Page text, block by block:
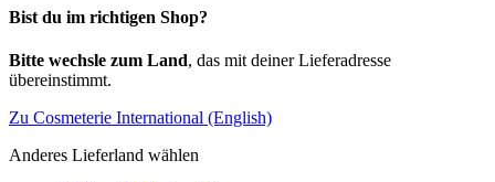
Bist du im richtigen Shop?
Bitte wechsle zum Land, das mit deiner Lieferadresse
übereinstimmt.
Zu Cosmeterie International (English)
Anderes Lieferland wählen